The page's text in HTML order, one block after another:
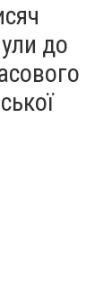
до